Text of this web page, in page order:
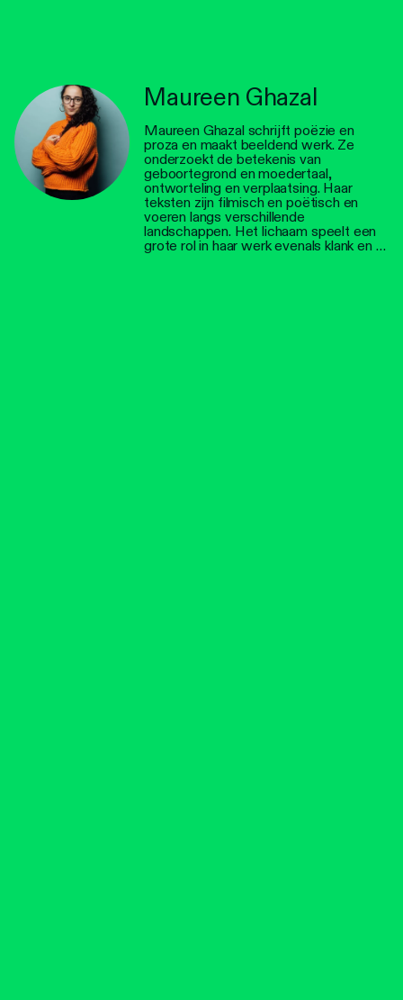
Maureen Ghazal
Maureen Ghazal schrijft poëzie en
proza en maakt beeldend werk. Ze
onderzoekt de betekenis van
geboortegrond en moedertaal,
ontworteling en verplaatsing. Haar
teksten zijn filmisch en poëtisch en
voeren langs verschillende
landschappen. Het lichaam speelt een
grote rol in haar werk evenals klank en …